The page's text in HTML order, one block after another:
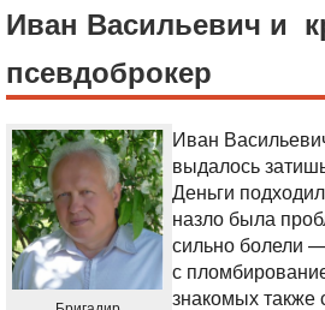
Иван Васильевич и
псевдоброкер
Иван
выдалось
Деньги
назло была
сильно болели
с
знакомых также